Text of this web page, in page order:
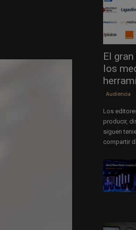
El
los
Audiencia
Los
producir,
siguen
compartir